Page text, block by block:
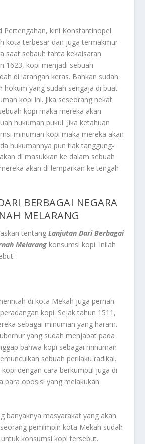
Pertengahan, kini Konstantinopel
kota terbesar dan juga termakmur
saat sebauh tahta kekaisaran
1623, kopi menjadi sebuah
di larangan keras. Bahkan sudah
hokum yang sudah sengaja di buat
kopi ini. Jika seseorang nekat
kopi maka mereka akan
hukuman pukul. Jika ketahuan
minuman kopi maka mereka akan
hukumannya pun tiak tanggung-
di masukkan ke dalam sebuah
akan di lemparkan ke tengah
BERBAGAI NEGARA
MELARANG
tentangLanjutan Dari Berbagai
Melarang konsumsi kopi. Inilah
di kota Mekah juga pernah
kopi. Sejak tahun 1511,
sebagai minuman yang haram.
yang sudah menjabat pada
bahwa kopi sebagai minuman
sebuah perilaku radikal.
kopi dengan cara berkumpul juga di
para oposisi yang melakukan
banyaknya masyarakat yang akan
pemimpin kota Mekah sudah
konsumsi kopi tersebut.